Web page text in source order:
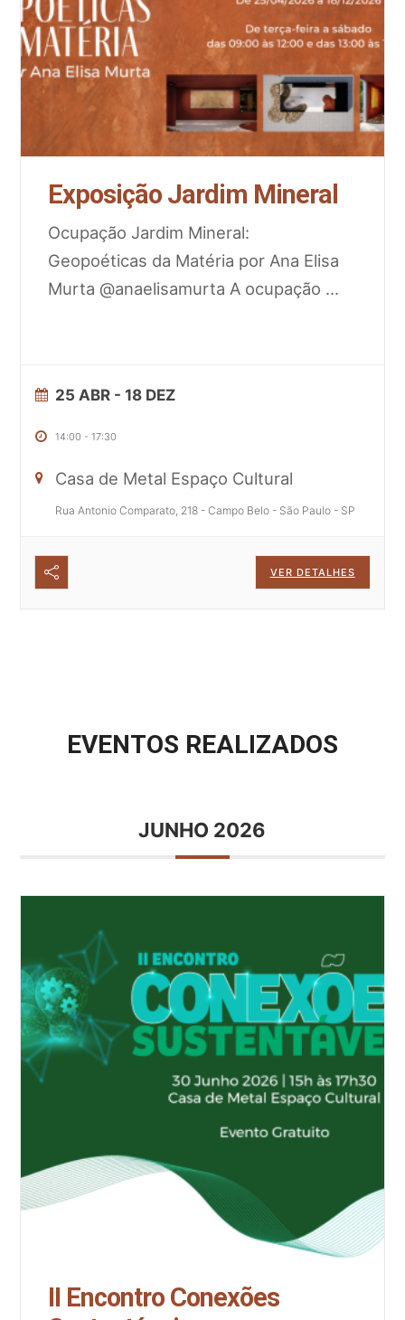
Exposição Jardim Mineral
Ocupação Jardim Mineral:
Geopoéticas da Matéria por Ana Elisa
Murta @anaelisamurta A ocupação ...
25 ABR - 18 DEZ
14:00 -17:30
Casa de Metal Espaço Cultural
Rua Antonio Comparato, 218 - Campo Belo - São Paulo - SP
VER DETALHES
EVENTOS REALIZADOS
JUNHO 2026
II Encontro Conexões